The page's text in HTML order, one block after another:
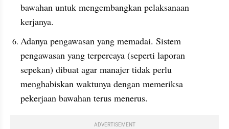
bawahan untuk mengembangkan pelaksanaan
kerjanya.
Adanya pengawasan yang memadai. Sistem
pengawasan yang terpercaya (seperti laporan
sepekan) dibuat agar manajer tidak perlu
menghabiskan waktunya dengan memeriksa
pekerjaan bawahan terus menerus.
ADVERTISEMENT